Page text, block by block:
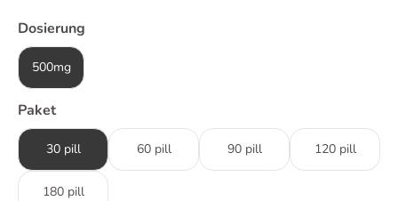
Dosierung
500mg
Paket
30 pill 60 pill 90 pill 120 pill
180 pill